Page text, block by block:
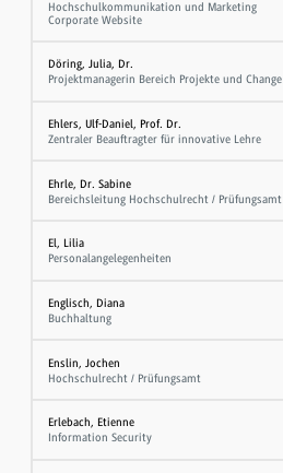
Hochschulkommunikation und Marketing
Corporate Website
Döring, Julia, Dr.
Projektmanagerin Bereich Projekte und Change
Ehlers, Ulf-Daniel, Prof. Dr.
Zentraler Beauftragter für innovative Lehre
Ehrle, Dr. Sabine
Bereichsleitung Hochschulrecht / Prüfungsamt
El, Lilia
Personalangelegenheiten
Englisch, Diana
Buchhaltung
Enslin, Jochen
Hochschulrecht / Prüfungsamt
Erlebach, Etienne
Information Security